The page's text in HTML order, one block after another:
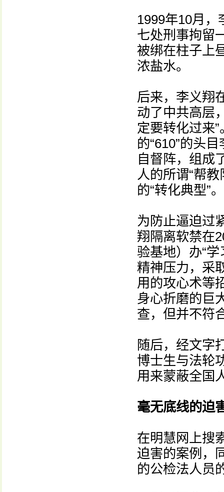
1999年10月
七处刑事拘留
被绑在柱子上
浓盐水。
后来，李义翔
动了中共高层
定要转化过来
的“610”的头
自督阵，组成
人的所谓“帮
的“转化典型”。
为防止逼迫过
翔隔离软禁在
验基地）办“
精神压力，采
用的攻心术等
身心折磨的巨
查，但并不符
随后，经文字
博士生与法轮
用来蒙蔽全国
毫无底线的迫
在明慧网上搜
迫害的案例，
的公检法人员